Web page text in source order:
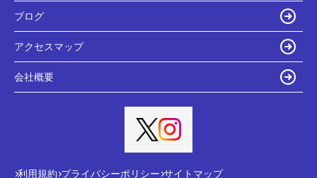
ブログ
アクセスマップ
会社概要
利用規約 プライバシーポリシー サイトマップ